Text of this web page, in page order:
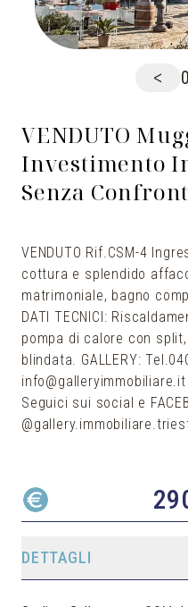
< 0
VENDUTO
Investimento
Senza
VENDUTO Rif.CSM-4
cottura e splendido
matrimoniale, bagno
DATI TECNICI:
pompa di calore con
blindata. GALLERY:
Seguici sui social e
DETTAGLI